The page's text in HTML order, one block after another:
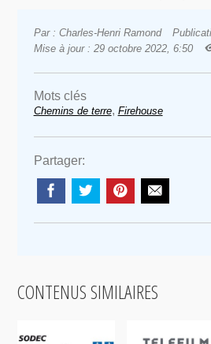
Par : Charles-Henri Ramond
Mise à jour : 29 octobre 2022, 6:50
Mots clés
Chemins de terre, Firehouse
Partager:
CONTENUS SIMILAIRES